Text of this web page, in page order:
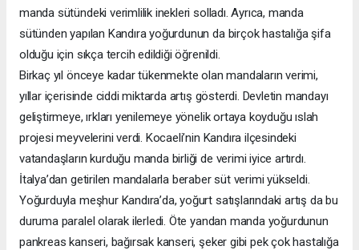
manda sütündeki verimlilik inekleri solladı. Ayrıca, manda
sütünden yapılan Kandıra yoğurdunun da birçok hastalığa şifa
olduğu için sıkça tercih edildiği öğrenildi.
Birkaç yıl önceye kadar tükenmekte olan mandaların verimi,
yıllar içerisinde ciddi miktarda artış gösterdi. Devletin mandayı
geliştirmeye, ırkları yenilemeye yönelik ortaya koyduğu ıslah
projesi meyvelerini verdi. Kocaeli’nin Kandıra ilçesindeki
vatandaşların kurduğu manda birliği de verimi iyice artırdı.
İtalya’dan getirilen mandalarla beraber süt verimi yükseldi.
Yoğurduyla meşhur Kandıra’da, yoğurt satışlarındaki artış da bu
duruma paralel olarak ilerledi. Öte yandan manda yoğurdunun
pankreas kanseri, bağırsak kanseri, şeker gibi pek çok hastalığa